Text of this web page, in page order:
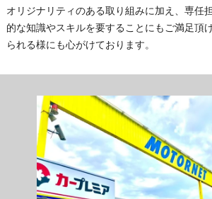
オリジナリティのある取り組みに加え、専任
的な知識やスキルを要することにもご満足頂
られる様にも心がけております。